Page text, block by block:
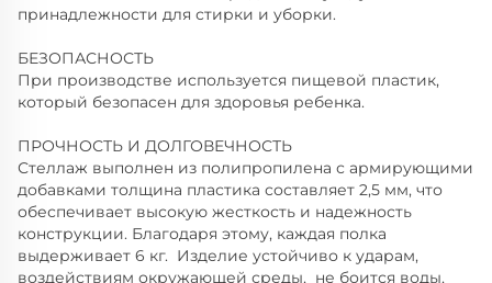
принадлежности для стирки и уборки.
БЕЗОПАСНОСТЬ
При производстве используется пищевой пластик,
который безопасен для здоровья ребенка.
ПРОЧНОСТЬ И ДОЛГОВЕЧНОСТЬ
Стеллаж выполнен из полипропилена с армирующими
добавками толщина пластика составляет 2,5 мм, что
обеспечивает высокую жесткость и надежность
конструкции. Благодаря этому, каждая полка
выдерживает 6 кг. Изделие устойчиво к ударам,
воздействиям окружающей среды, не боится воды,